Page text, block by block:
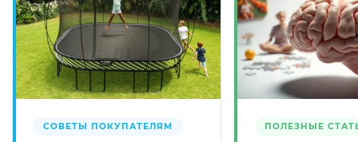
СОВЕТЫ ПОКУПАТЕЛЯМ ПОЛЕЗНЫЕ